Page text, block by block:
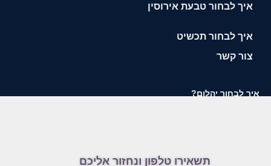
איך לבחור טבעת אירוסין
איך לבחור תכשיט
צור קשר
איך לבחור יהלום?
תשאירו טלפון ונחזור אליכם